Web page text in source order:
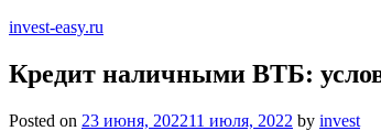
invest-easy.ru
Кредит наличными ВТБ:
Posted on 23 июня, 202211 июля, 2022 by invest